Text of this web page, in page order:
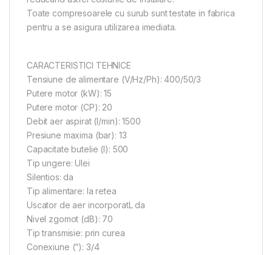
Toate compresoarele cu surub sunt testate in fabrica
pentru a se asigura utilizarea imediata.
CARACTERISTICI TEHNICE
Tensiune de alimentare (V/Hz/Ph): 400/50/3
Putere motor (kW): 15
Putere motor (CP): 20
Debit aer aspirat (l/min): 1500
Presiune maxima (bar): 13
Capacitate butelie (l): 500
Tip ungere: Ulei
Silentios: da
Tip alimentare: la retea
Uscator de aer incorporatL da
Nivel zgomot (dB): 70
Tip transmisie: prin curea
Conexiune (“): 3/4